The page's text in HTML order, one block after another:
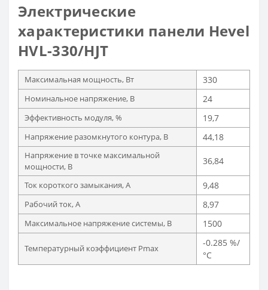
Электрические
характеристики панели Hevel
HVL-330/HJT
Максимальная мощность, Вт 330
Номинальное напряжение, В 24
Эффективность модуля, % 19,7
Напряжение разомкнутого контура, В 44,18
Напряжение в точке максимальной
мощности, В
36,84
Ток короткого замыкания, А 9,48
Рабочий ток, А 8,97
Максимальное напряжение системы, В 1500
Температурный коэффициент Pmax
-0.285 %/
°С